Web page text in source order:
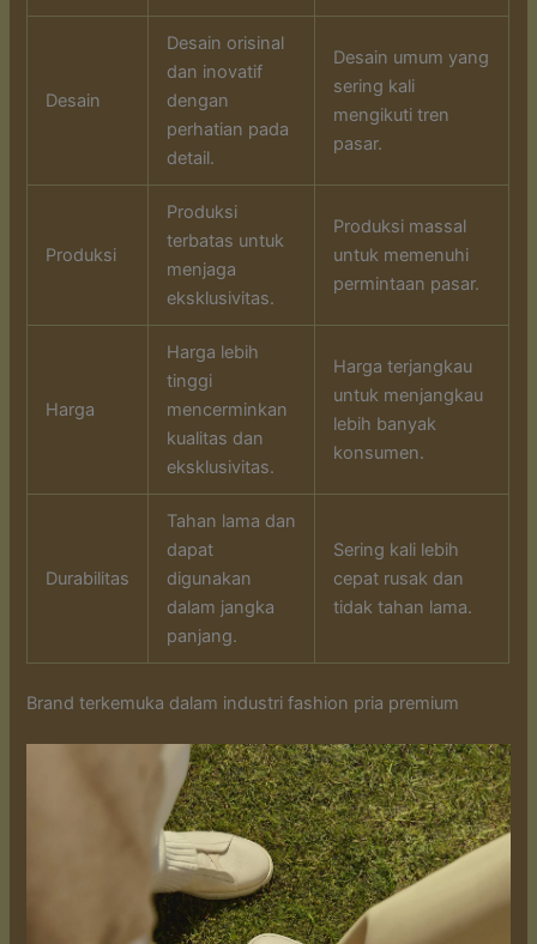
Desain
Desain orisinal
dan inovatif
dengan
perhatian pada
detail.
Desain umum yang
sering kali
mengikuti tren
pasar.
Produksi
Produksi
terbatas untuk
menjaga
eksklusivitas.
Produksi massal
untuk memenuhi
permintaan pasar.
Harga
Harga lebih
tinggi
mencerminkan
kualitas dan
eksklusivitas.
Harga terjangkau
untuk menjangkau
lebih banyak
konsumen.
Durabilitas
Tahan lama dan
dapat
digunakan
dalam jangka
panjang.
Sering kali lebih
cepat rusak dan
tidak tahan lama.
Brand terkemuka dalam industri fashion pria premium